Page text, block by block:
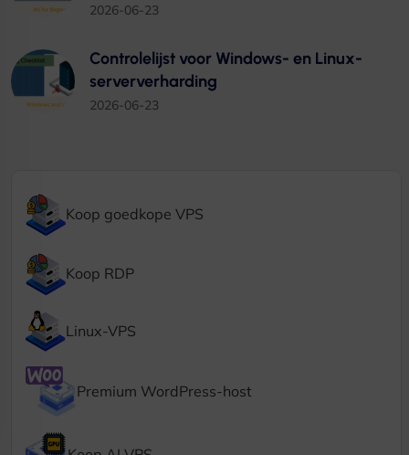
2026-06-23
Controlelijst voor Windows- en Linux-
serververharding
2026-06-23
Koop goedkope VPS
Koop RDP
Linux-VPS
Premium WordPress-host